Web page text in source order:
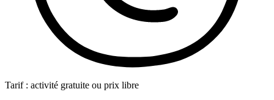
Tarif : activité gratuite ou prix libre